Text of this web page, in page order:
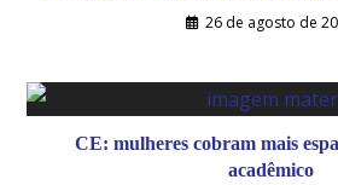
26 de agosto de
CE: mulheres cobram mais
acadêmico